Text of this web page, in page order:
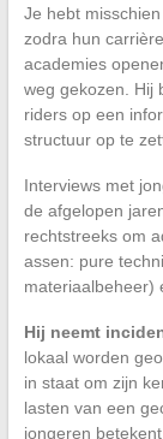
Je hebt
zodra hun
academies
weg gekozen. Hij
riders op een
structuur op te
Interviews met
de afgelopen
rechtstreeks om
assen: pure
materiaalbeheer)
Hij neemt
lokaal worden
in staat om zijn
lasten van een
jongeren